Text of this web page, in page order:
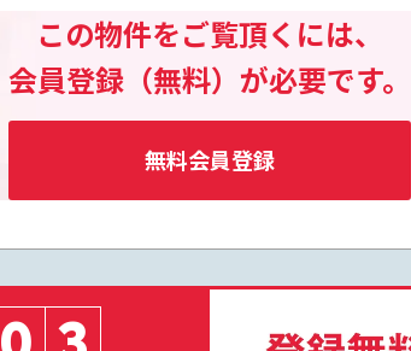
この物件をご覧頂くには、
会員登録（無料）が必要です。
無料会員登録